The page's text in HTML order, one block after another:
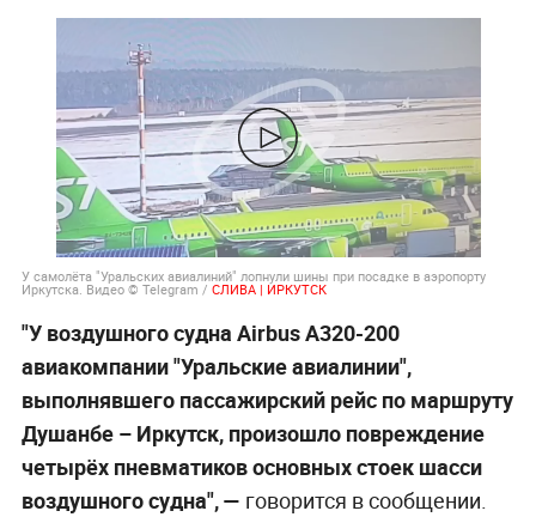
У самолёта "Уральских авиалиний" лопнули шины при посадке в аэропорту
Иркутска. Видео © Telegram / СЛИВА | ИРКУТСК
"У воздушного судна Airbus А320-200
авиакомпании "Уральские авиалинии",
выполнявшего пассажирский рейс по маршруту
Душанбе – Иркутск, произошло повреждение
четырёх пневматиков основных стоек шасси
воздушного судна", — говорится в сообщении.